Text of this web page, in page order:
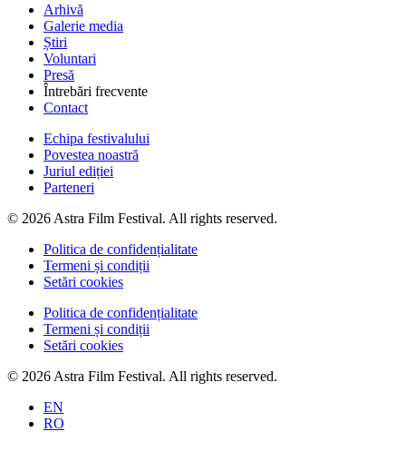
Arhivă
Galerie media
Știri
Voluntari
Presă
Întrebări frecvente
Contact
Echipa festivalului
Povestea noastră
Juriul ediției
Parteneri
© 2026 Astra Film Festival. All rights reserved.
Politica de confidențialitate
Termeni și condiții
Setări cookies
Politica de confidențialitate
Termeni și condiții
Setări cookies
© 2026 Astra Film Festival. All rights reserved.
EN
RO